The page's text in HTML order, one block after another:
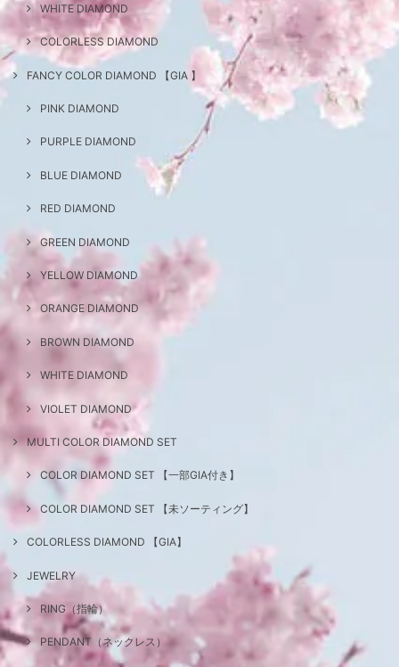
WHITE DIAMOND
COLORLESS DIAMOND
FANCY COLOR DIAMOND 【GIA 】
PINK DIAMOND
PURPLE DIAMOND
BLUE DIAMOND
RED DIAMOND
GREEN DIAMOND
YELLOW DIAMOND
ORANGE DIAMOND
BROWN DIAMOND
WHITE DIAMOND
VIOLET DIAMOND
MULTI COLOR DIAMOND SET
COLOR DIAMOND SET 【一部GIA付き】
COLOR DIAMOND SET 【未ソーティング】
COLORLESS DIAMOND 【GIA】
JEWELRY
RING（指輪）
PENDANT（ネックレス）